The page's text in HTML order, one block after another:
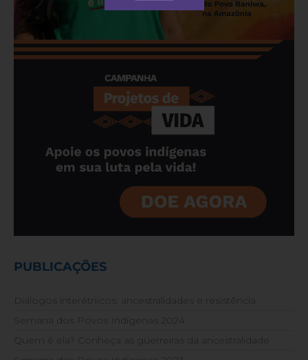
PUBLICAÇÕES
Diálogos interétnicos: ancestralidades e resistência
Semana dos Povos Indígenas 2024
Quem é ela? Conheça as guerreiras da ancestralidade